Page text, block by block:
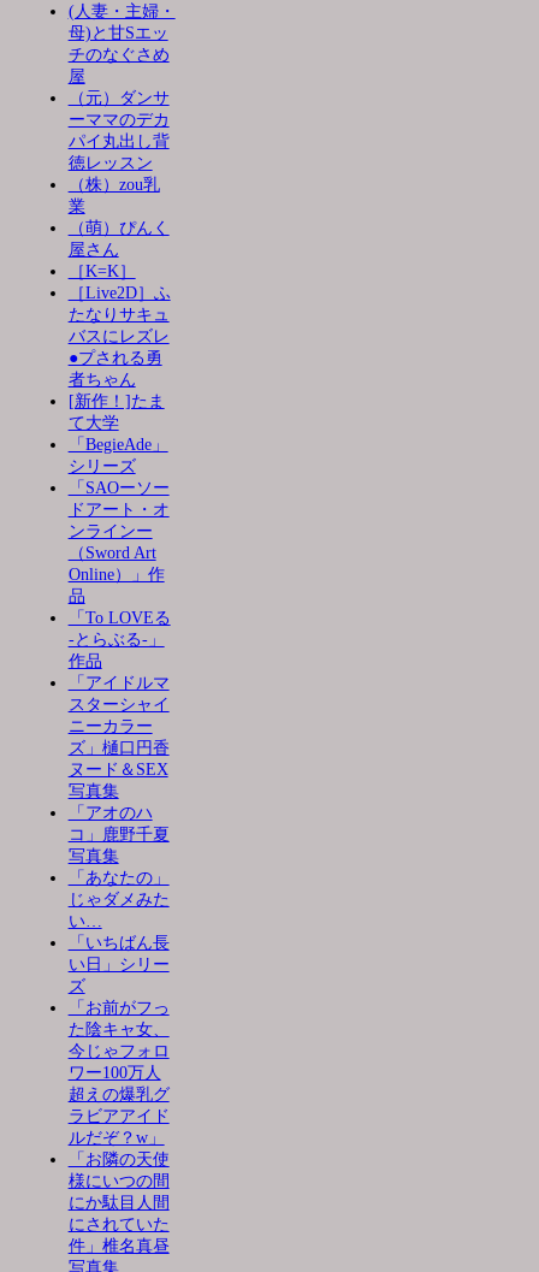
(人妻・主婦・
母)と甘Sエッ
チのなぐさめ
屋
（元）ダンサ
ーママのデカ
パイ丸出し背
徳レッスン
（株）zou乳
業
（萌）ぴんく
屋さん
［K=K］
［Live2D］ふ
たなりサキュ
バスにレズレ
●プされる勇
者ちゃん
[新作！]たま
て大学
「BegieAde」
シリーズ
「SAOーソー
ドアート・オ
ンラインー
（Sword Art
Online）」作
品
「To LOVEる
-とらぶる-」
作品
「アイドルマ
スターシャイ
ニーカラー
ズ」樋口円香
ヌード＆SEX
写真集
「アオのハ
コ」鹿野千夏
写真集
「あなたの」
じゃダメみた
い…
「いちばん長
い日」シリー
ズ
「お前がフっ
た陰キャ女、
今じゃフォロ
ワー100万人
超えの爆乳グ
ラビアアイド
ルだぞ？w」
「お隣の天使
様にいつの間
にか駄目人間
にされていた
件」椎名真昼
写真集